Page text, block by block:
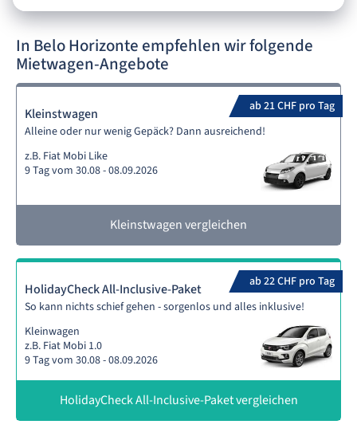
In Belo Horizonte empfehlen wir folgende
Mietwagen-Angebote
ab 21 CHF pro Tag
Kleinstwagen
Alleine oder nur wenig Gepäck? Dann ausreichend!
z.B. Fiat Mobi Like
9 Tag vom 30.08 - 08.09.2026
Kleinstwagen vergleichen
ab 22 CHF pro Tag
HolidayCheck All-Inclusive-Paket
So kann nichts schief gehen - sorgenlos und alles inklusive!
Kleinwagen
z.B. Fiat Mobi 1.0
9 Tag vom 30.08 - 08.09.2026
HolidayCheck All-Inclusive-Paket vergleichen